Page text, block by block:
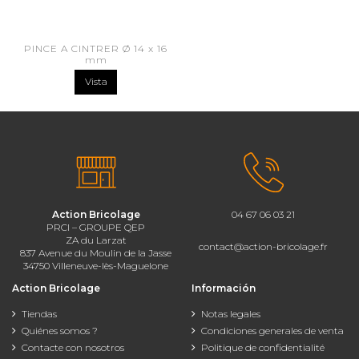
PINCE A CINTRER Ø 14 x 16
mm
Vista
Action Bricolage
PRCI – GROUPE QEP
ZA du Larzat
837 Avenue du Moulin de la Jasse
34750 Villeneuve-lès-Maguelone
04 67 06 03 21
contact@action-bricolage.fr
Action Bricolage
Tiendas
Quiénes somos ?
Contacte con nosotros
Información
Notas legales
Condiciones generales de venta
Politique de confidentialité